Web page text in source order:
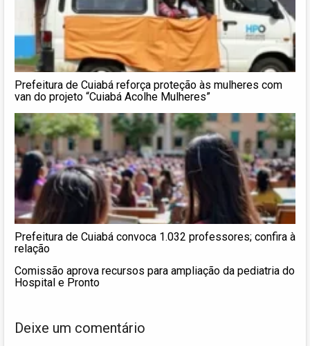
Prefeitura de Cuiabá reforça proteção às mulheres com
van do projeto “Cuiabá Acolhe Mulheres”
Prefeitura de Cuiabá convoca 1.032 professores; confira à
relação
Comissão aprova recursos para ampliação da pediatria do
Hospital e Pronto
Deixe um comentário